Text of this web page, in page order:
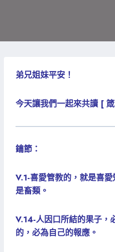
弟兄姐妹平安！
今天讓我們一起來共讀 [
鑰節：
V.1-喜愛管教的，就是喜
是畜類。
V.14-人因口所結的果子，
的，必為自己的報應。